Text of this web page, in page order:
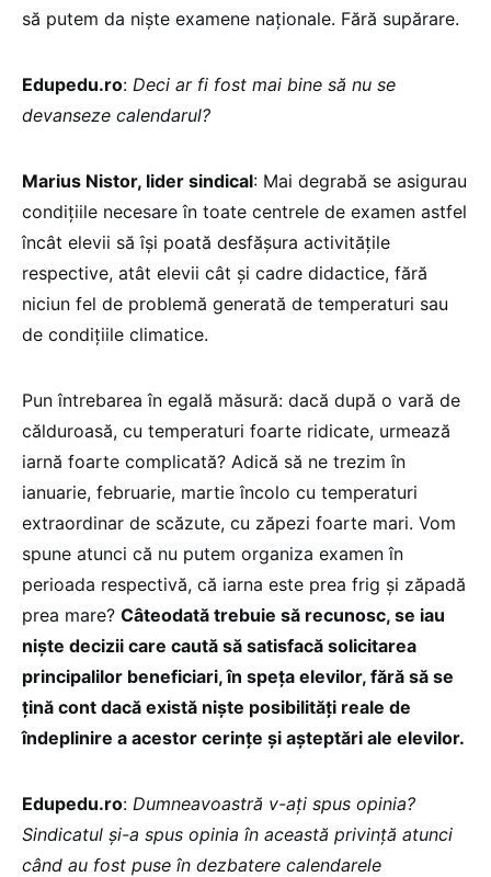
să putem da niște examene naționale. Fără supărare.
Edupedu.ro: Deci ar fi fost mai bine să nu se
devanseze calendarul?
Marius Nistor, lider sindical: Mai degrabă se asigurau
condițiile necesare în toate centrele de examen astfel
încât elevii să își poată desfășura activitățile
respective, atât elevii cât și cadre didactice, fără
niciun fel de problemă generată de temperaturi sau
de condițiile climatice.
Pun întrebarea în egală măsură: dacă după o vară de
călduroasă, cu temperaturi foarte ridicate, urmează
iarnă foarte complicată? Adică să ne trezim în
ianuarie, februarie, martie încolo cu temperaturi
extraordinar de scăzute, cu zăpezi foarte mari. Vom
spune atunci că nu putem organiza examen în
perioada respectivă, că iarna este prea frig și zăpadă
prea mare? Câteodată trebuie să recunosc, se iau
niște decizii care caută să satisfacă solicitarea
principalilor beneficiari, în speța elevilor, fără să se
țină cont dacă există niște posibilități reale de
îndeplinire a acestor cerințe și așteptări ale elevilor.
Edupedu.ro: Dumneavoastră v-ați spus opinia?
Sindicatul și-a spus opinia în această privință atunci
când au fost puse în dezbatere calendarele